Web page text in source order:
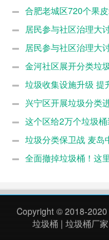
合肥老城区720个果皮
居民参与社区治理大
居民参与社区治理大
金河社区展开分类垃
垃圾收集设施升级 提
兴宁区开展垃圾分类
这个区给2万个垃圾
垃圾分类保卫战 麦岛
全面撤掉垃圾桶！这
Copyright © 2018-2020
垃圾桶| 垃圾桶厂家